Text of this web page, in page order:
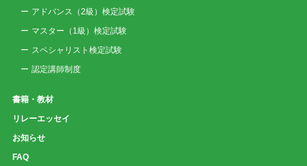
アドバンス（2級）検定試験
マスター（1級）検定試験
スペシャリスト検定試験
認定講師制度
書籍・教材
リレーエッセイ
お知らせ
FAQ